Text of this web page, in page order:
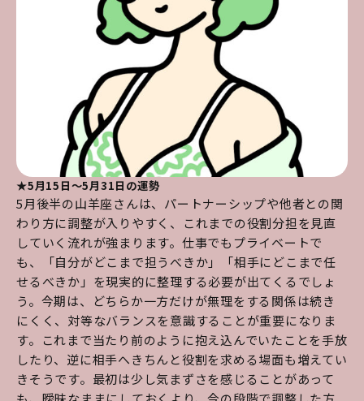
★5月15日～5月31日の運勢
5月後半の山羊座さんは、パートナーシップや他者との関
わり方に調整が入りやすく、これまでの役割分担を見直
していく流れが強まります。仕事でもプライベートで
も、「自分がどこまで担うべきか」「相手にどこまで任
せるべきか」を現実的に整理する必要が出てくるでしょ
う。今期は、どちらか一方だけが無理をする関係は続き
にくく、対等なバランスを意識することが重要になりま
す。これまで当たり前のように抱え込んでいたことを手放
したり、逆に相手へきちんと役割を求める場面も増えてい
きそうです。最初は少し気まずさを感じることがあって